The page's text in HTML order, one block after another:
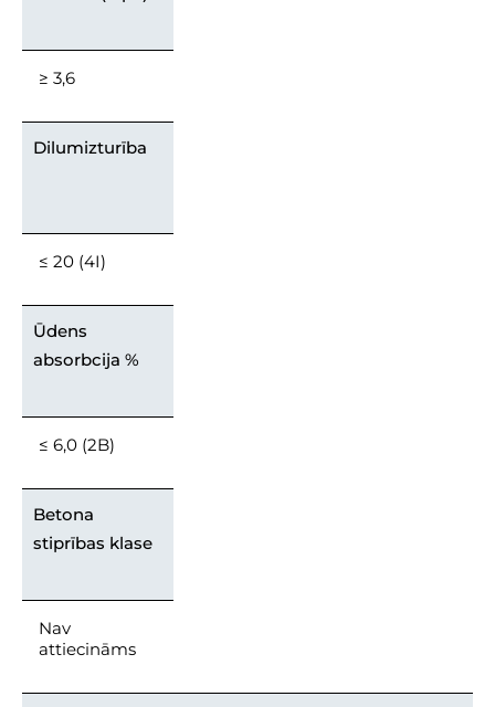
≥ 3,6
Dilumizturība
≤ 20 (4I)
Ūdens
absorbcija %
≤ 6,0 (2B)
Betona
stiprības klase
Nav
attiecināms